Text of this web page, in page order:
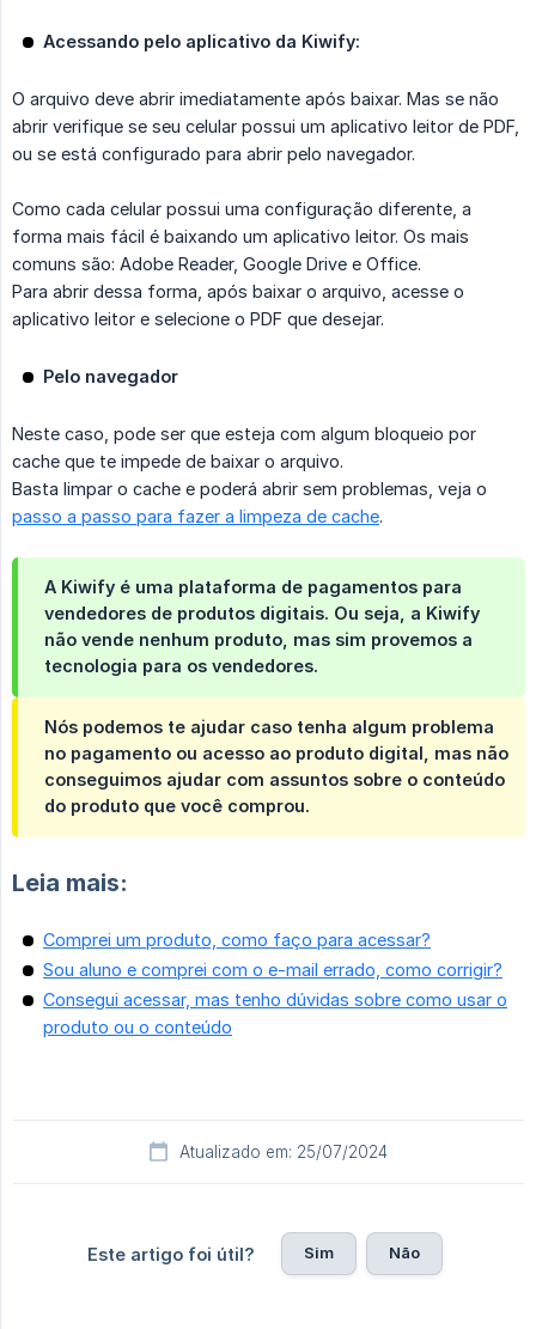
Acessando pelo aplicativo da Kiwify:
O arquivo deve abrir imediatamente após baixar. Mas se não
abrir verifique se seu celular possui um aplicativo leitor de PDF,
ou se está configurado para abrir pelo navegador.
Como cada celular possui uma configuração diferente, a
forma mais fácil é baixando um aplicativo leitor. Os mais
comuns são: Adobe Reader, Google Drive e Office.
Para abrir dessa forma, após baixar o arquivo, acesse o
aplicativo leitor e selecione o PDF que desejar.
Pelo navegador
Neste caso, pode ser que esteja com algum bloqueio por
cache que te impede de baixar o arquivo.
Basta limpar o cache e poderá abrir sem problemas, veja o
passo a passo para fazer a limpeza de cache.
A Kiwify é uma plataforma de pagamentos para
vendedores de produtos digitais. Ou seja, a Kiwify
não vende nenhum produto, mas sim provemos a
tecnologia para os vendedores.
Nós podemos te ajudar caso tenha algum problema
no pagamento ou acesso ao produto digital, mas não
conseguimos ajudar com assuntos sobre o conteúdo
do produto que você comprou.
Leia mais:
Comprei um produto, como faço para acessar?
Sou aluno e comprei com o e-mail errado, como corrigir?
Consegui acessar, mas tenho dúvidas sobre como usar o
produto ou o conteúdo
Atualizado em: 25/07/2024
Este artigo foi útil? Sim Não